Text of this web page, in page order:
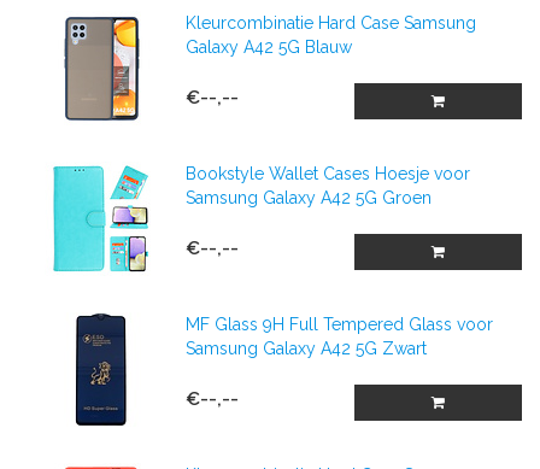
Kleurcombinatie Hard Case Samsung
Galaxy A42 5G Blauw
€--,--
Bookstyle Wallet Cases Hoesje voor
Samsung Galaxy A42 5G Groen
€--,--
MF Glass 9H Full Tempered Glass voor
Samsung Galaxy A42 5G Zwart
€--,--